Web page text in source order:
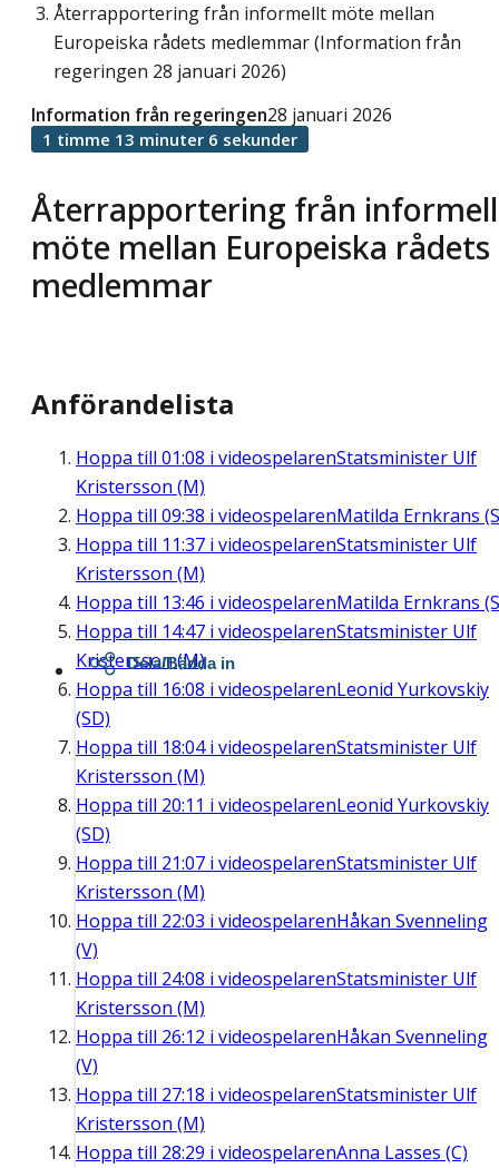
Återrapportering från informellt möte mellan
Europeiska rådets medlemmar (Information från
regeringen 28 januari 2026)
Återrapportering från
möte mellan Europeiska rådets
medlemmar
Information från regeringen28 januari 2026
1 timme 13 minuter 6 sekunder
Anförandelista
Hoppa till 01:08 i videospelarenStatsminister Ulf
Kristersson (M)
Hoppa till 09:38 i videospelarenMatilda Ernkrans
Hoppa till 11:37 i videospelarenStatsminister Ulf
Kristersson (M)
Hoppa till 13:46 i videospelarenMatilda Ernkrans
Hoppa till 14:47 i videospelarenStatsminister Ulf
Kristersson (M)
Hoppa till 16:08 i videospelarenLeonid Yurkovskiy
(SD)
Hoppa till 18:04i videospelarenStatsminister Ulf
Kristersson (M)
Hoppa till 20:11 i videospelarenLeonid Yurkovskiy
(SD)
Hoppa till 21:07 i videospelarenStatsminister Ulf
Kristersson (M)
Hoppa till 22:03 i videospelarenHåkan Svenneling
(V)
Hoppa till 24:08 i videospelarenStatsminister Ulf
Kristersson (M)
Hoppa till 26:12 i videospelarenHåkan Svenneling
(V)
Hoppa till 27:18 i videospelarenStatsminister Ulf
Kristersson (M)
Hoppa till 28:29 i videospelarenAnna Lasses (C)
Dela/Bädda in